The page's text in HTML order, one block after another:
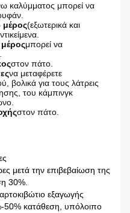
καλύμματος μπορεί να
(εξωτερικά και
μπορεί να
στον πάτο.
να μεταφέρετε
βολικά για τους λάτρεις
του κάμπινγκ
στον πάτο.
μετά την επιβεβαίωση της
30%.
εξαγωγής
κατάθεση, υπόλοιπο